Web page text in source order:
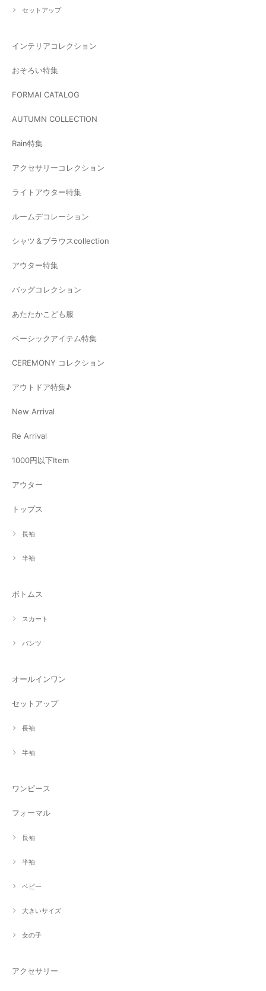
セットアップ
インテリアコレクション
おそろい特集
FORMAl CATALOG
AUTUMN COLLECTION
Rain特集
アクセサリーコレクション
ライトアウター特集
ルームデコレーション
シャツ＆ブラウスcollection
アウター特集
バッグコレクション
あたたかこども服
ベーシックアイテム特集
CEREMONY コレクション
アウトドア特集♪
New Arrival
Re Arrival
1000円以下Item
アウター
トップス
長袖
半袖
ボトムス
スカート
パンツ
オールインワン
セットアップ
長袖
半袖
ワンピース
フォーマル
長袖
半袖
ベビー
大きいサイズ
女の子
アクセサリー